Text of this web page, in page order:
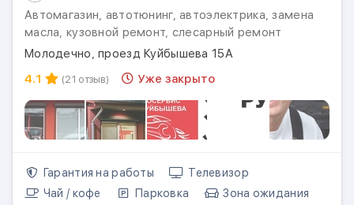
Автомагазин, автотюнинг, автоэлектрика, замена
масла, кузовной ремонт, слесарный ремонт
Молодечно, проезд Куйбышева 15А
4.1
(21 отзыв) Уже закрыто
Гарантия на работы
Телевизор
Чай / кофе
Парковка
Зона ожидания